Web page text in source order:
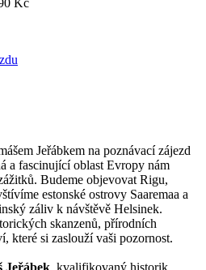
Kč
Jeřábkem na poznávací zájezd
a fascinující oblast Evropy nám
Budeme objevovat Rigu,
estonské ostrovy Saaremaa a
záliv k návštěvě Helsinek.
skanzenů, přírodních
které si zaslouží vaši pozornost.
Jeřábek , kvalifikovaný historik